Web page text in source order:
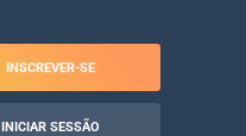
INSCREVER-SE
INICIAR SESSÃO